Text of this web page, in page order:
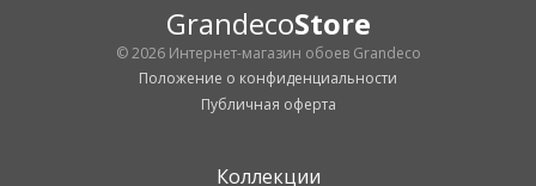
GrandecoStore
© 2026 Интернет-магазин обоев Grandeco
Положение о конфиденциальности
Публичная оферта
Коллекции